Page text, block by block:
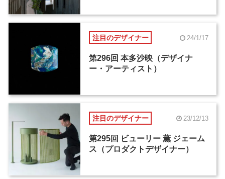
注目のデザイナー 24/1/17
第296回 本多沙映（デザイナ
ー・アーティスト）
注目のデザイナー 23/12/13
第295回 ビューリー 薫 ジェーム
ス（プロダクトデザイナー）